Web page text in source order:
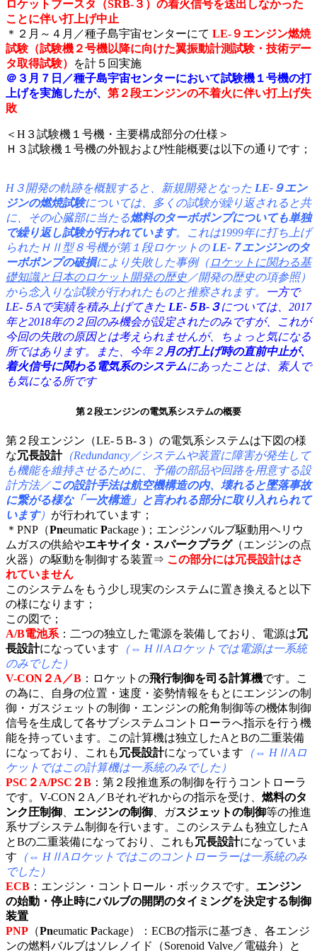
ロケットブースタ（SRB-３）の着火信号を送出しなかった
ことに伴い打上げ中止
＊２月～４月／種子島宇宙センターにて LE-９エンジン燃焼
試験（試験機２号機以降に向けた翼振動計測試験・技術デー
タ取得試験）
を計５回実施
＠３月７日／種子島宇宙センターにおいて試験機１号機の打
上げを実施したが、 第２段エンジンの不着火に伴い打上げ失
敗
＜H３試験機１号機・主要構成部分の仕様＞
Ｈ３試験機１号機の外観および性能概要は以下の通りです；
H３開発の軌跡を概観すると、新規開発となった LE-９エン
ジンの燃焼試験については、多くの試験が繰り返されると共
に、その心臓部に当たる燃料のターボポンプについても単独
で繰り返し試験が行われています。これは1999年に打ち上げ
られたＨⅡ型８号機が第１段ロケットのLE-７エンジンのタ
ーボポンプの破損により失敗した事例（ロケットに関わる基
礎知識と日本のロケット開発の歴史／開発の歴史の項参照）
から念入りな試験が行われたものと推察されます。
一方で
LE-５Aで実績を積み上げてきた LE-５B-３については、2017
年と2018年の２回のみ機会が設定されたのみですが、これが
今回の失敗の原因とは考えられませんが、ちょっと気になる
所ではあります。また、今年２ 月の打上げ時の直前中止が、
着火信号に関わる電気系のシステムにあったことは、素人で
も気になる所です
第２段エンジンの電気系システムの概要
第２段エンジン（LE-５B-３）の電気系システムは下図の様
な冗長設計（Redundancy／システムや装置に障害が発生して
も機能を維持させるために、予備の部品や回路を用意する設
計方法／この設計手法は航空機構造の内、壊れると墜落事故
に繋がる様な「一次構造」と言われる部分に取り入れられて
います） が行われています；
＊PNP（Pneumatic Package )；エンジンバルブ駆動用ヘリウ
ムガスの供給やエキサイタ・スパークプラグ（エンジンの点
火器）の駆動を制御する装置⇒ この部分には冗長設計はさ
れていません
このシステムをもう少し現実のシステムに置き換えると以下
の様になります；
この図で；
A/B電池系 ：二つの独立した電源を装備しており、電源は冗
長設計になっています （⇔ HⅡAロケットでは電源は一系統
のみでした）
V-CON２A／B ：ロケットの飛行制御を司る計算機です。こ
の為に、自身の位置・速度・姿勢情報をもとにエンジンの制
御・ガスジェットの制御・エンジンの舵角制御等の機体制御
信号を生成して各サブシステムコントローラへ指示を行う機
能を持っています。この計算機は独立したAとBの二重装備
になっており、これも冗長設計になっています （⇔ HⅡAロ
ケットではこの計算機は一系統のみでした）
PSC２A/PSC２B ：第２段推進系の制御を行うコントローラ
です。V-CON２A／Bそれぞれからの指示を受け、 燃料のタ
ンク圧制御
エンジンの制御 、ガスジェットの制御等の推進
系サブシステム制御を行います。このシステムも独立したA
とBの二重装備になっており、これも冗長設計になっていま
す （⇔ HⅡAロケットではこのコントローラーは一系統のみ
でした）
ECB ：エンジン・コントロール・ボックスです。 エンジン
の始動・停止時にバルブの開閉のタイミングを決定する制御
装置
PNP （Pneumatic Package）：ECBの指示に基づき、各エンジ
ンの燃料バルブはソレノイド（Sorenoid Valve／電磁弁）と